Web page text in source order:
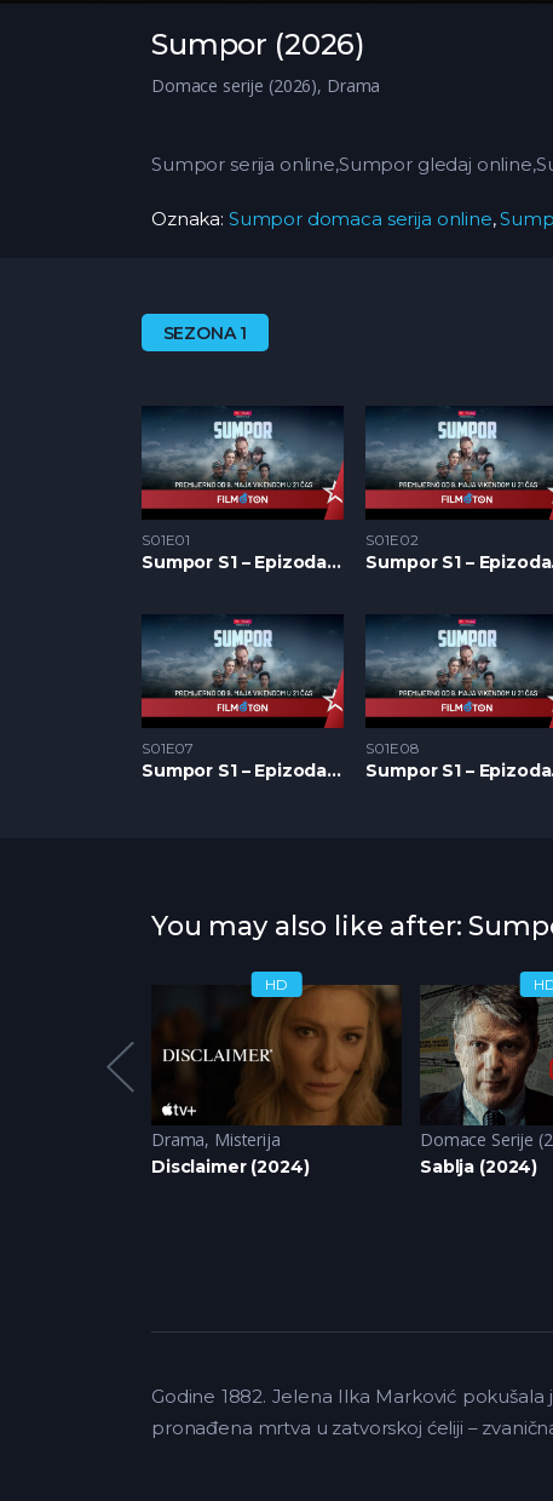
Sumpor (2026)
Domace serije (2026), Drama
Sumpor serija online,Sumpor gledaj
Oznaka: Sumpor domaca serija online,
SEZONA 1
S01E01
Sumpor S1 – Epizoda 01
S01E02
S01E07
Sumpor S1 – Epizoda 07
S01E08
You may also like after:
HD
Drama, Misterija
Disclaimer (2024)
Domace Serije
Sablja (2024)
Godine 1882. Jelena Ilka Marković
pronađena mrtva u zatvorskoj ćeliji –